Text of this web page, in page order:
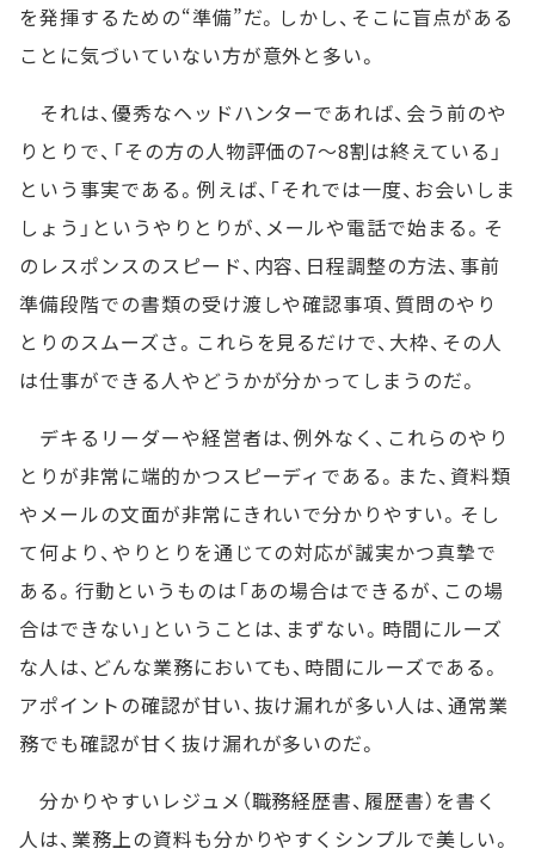
を発揮するための“準備”だ。しかし、そこに盲点がある
ことに気づいていない方が意外と多い。
それは、優秀なヘッドハンターであれば、会う前のや
りとりで、「その方の人物評価の7～8割は終えている」
という事実である。例えば、「それでは一度、お会いしま
しょう」というやりとりが、メールや電話で始まる。そ
のレスポンスのスピード、内容、日程調整の方法、事前
準備段階での書類の受け渡しや確認事項、質問のやり
とりのスムーズさ。これらを見るだけで、大枠、その人
は仕事ができる人やどうかが分かってしまうのだ。
デキるリーダーや経営者は、例外なく、これらのやり
とりが非常に端的かつスピーディである。また、資料類
やメールの文面が非常にきれいで分かりやすい。そし
て何より、やりとりを通じての対応が誠実かつ真摯で
ある。行動というものは「あの場合はできるが、この場
合はできない」ということは、まずない。時間にルーズ
な人は、どんな業務においても、時間にルーズである。
アポイントの確認が甘い、抜け漏れが多い人は、通常業
務でも確認が甘く抜け漏れが多いのだ。
分かりやすいレジュメ（職務経歴書、履歴書）を書く
人は、業務上の資料も分かりやすくシンプルで美しい。